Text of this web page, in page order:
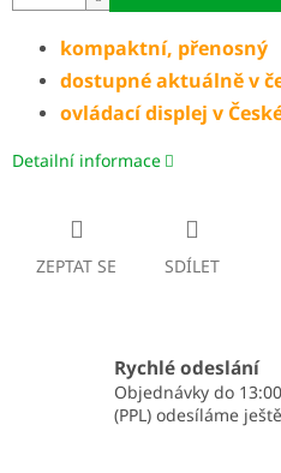
kompaktní, přenosný
dostupné aktuálně v
ovládací displej v
Detailní informace
ZEPTAT SE SDÍLET
Rychlé odeslání
Objednávky do
(PPL) odesíláme